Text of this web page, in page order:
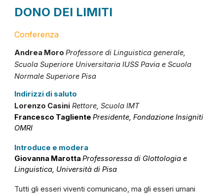
DONO DEI LIMITI
Conferenza
Andrea MoroProfessore di Linguistica generale,
Scuola Superiore Universitaria IUSS Pavia e Scuola
Normale Superiore Pisa
Indirizzi di saluto
Lorenzo Casini Rettore, Scuola IMT
Francesco TaglienteP​residente, Fondazione Insigniti
OMRI
Introduce e modera
Giovanna MarottaProfessoressa di Glottologia e
Linguistica, Università di Pisa
Tutti gli esseri viventi comunicano, ma gli esseri umani